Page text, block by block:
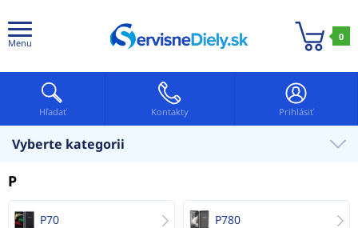
Menu
0
Hľadať Kontakty Prihlásiť
Vyberte kategorii
P
P70 P780